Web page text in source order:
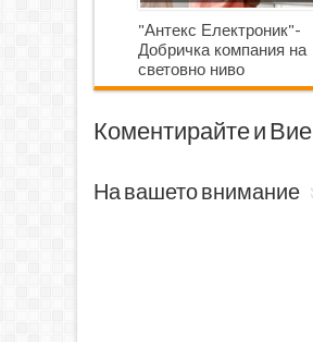
"Антекс Електроник"-
Добричка компания на
световно ниво
Коментирайте и Вие
На вашето внимание